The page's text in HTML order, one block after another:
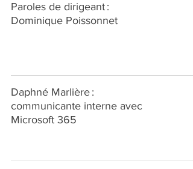
Paroles de dirigeant :
Dominique Poissonnet
Daphné Marlière :
communicante interne avec
Microsoft 365